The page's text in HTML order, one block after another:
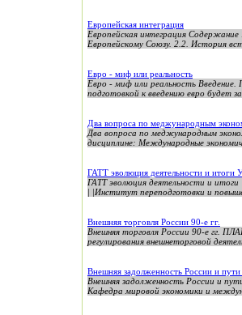
Европейская интеграция
Европейская интеграция
Европейскому Союзу. 2.2. История
Евро - миф или реальность
Евро - миф или реальность Введение.
подготовкой к введению евро будет
Два вопроса по меджународным
Два вопроса по меджународным
дисциплине: Международные
ГАТТ эволюция деятельности и итоги
ГАТТ эволюция деятельности и
| |Институт переподготовки и
Внешняя торговля России 90-е гг.
Внешняя торговля России 90-е гг.
регулирования внешнеторговой
Внешняя задолженность России и пути
Внешняя задолженность России и
Кафедра мировой экономики и